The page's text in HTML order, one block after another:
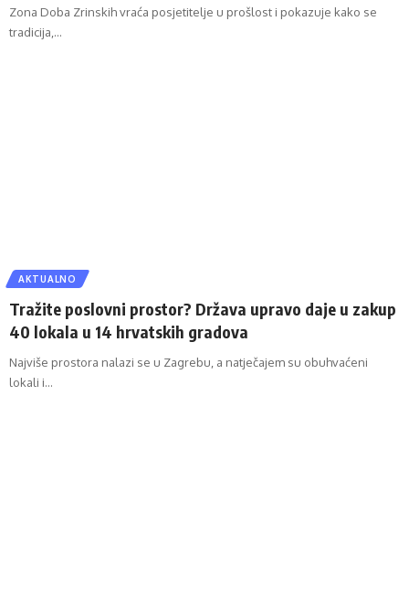
Zona Doba Zrinskih vraća posjetitelje u prošlost i pokazuje kako se
tradicija,…
AKTUALNO
Tražite poslovni prostor? Država upravo daje u zakup
40 lokala u 14 hrvatskih gradova
Najviše prostora nalazi se u Zagrebu, a natječajem su obuhvaćeni
lokali i…